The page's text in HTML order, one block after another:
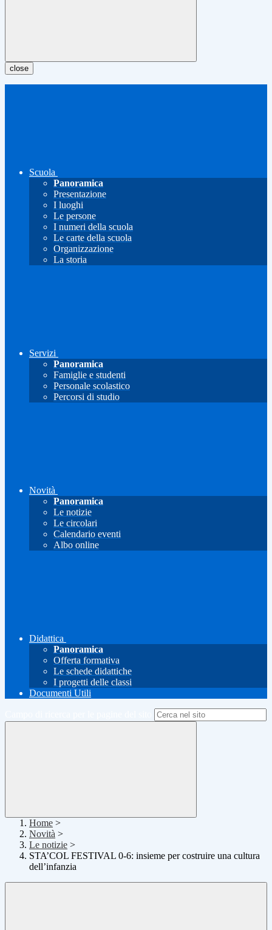
close
Scuola
Panoramica
Presentazione
I luoghi
Le persone
I numeri della scuola
Le carte della scuola
Organizzazione
La storia
Servizi
Panoramica
Famiglie e studenti
Personale scolastico
Percorsi di studio
Novità
Panoramica
Le notizie
Le circolari
Calendario eventi
Albo online
Didattica
Panoramica
Offerta formativa
Le schede didattiche
I progetti delle classi
Documenti Utili
Home >
Novità >
Le notizie >
STA’COL FESTIVAL 0-6: insieme per costruire una cultura
dell’infanzia